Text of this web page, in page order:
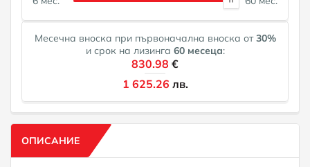
Месечна вноска при първоначална вноска от30%
и срок на лизинга 60месеца:
830.98 €
1 625.26 лв.
ОПИСАНИЕ